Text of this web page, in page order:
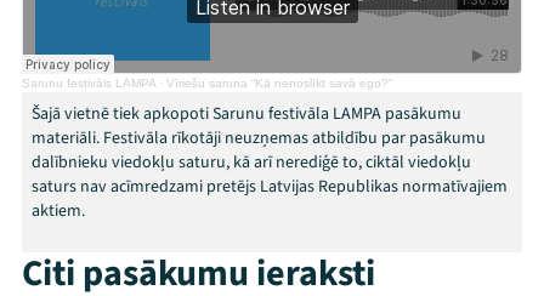
Mana programma
Festivāls
Programma
Arhīvs
Sarunu festivāls LAMPA · Vīriešu saruna “Kā nenoslīkt savā ego?”
Šajā vietnē tiek apkopoti Sarunu festivāla LAMPA pasākumu
materiāli. Festivāla rīkotāji neuzņemas atbildību par pasākumu
dalībnieku viedokļu saturu, kā arī nerediģē to, ciktāl viedokļu
saturs nav acīmredzami pretējs Latvijas Republikas normatīvajiem
aktiem.
Citi pasākumu ieraksti